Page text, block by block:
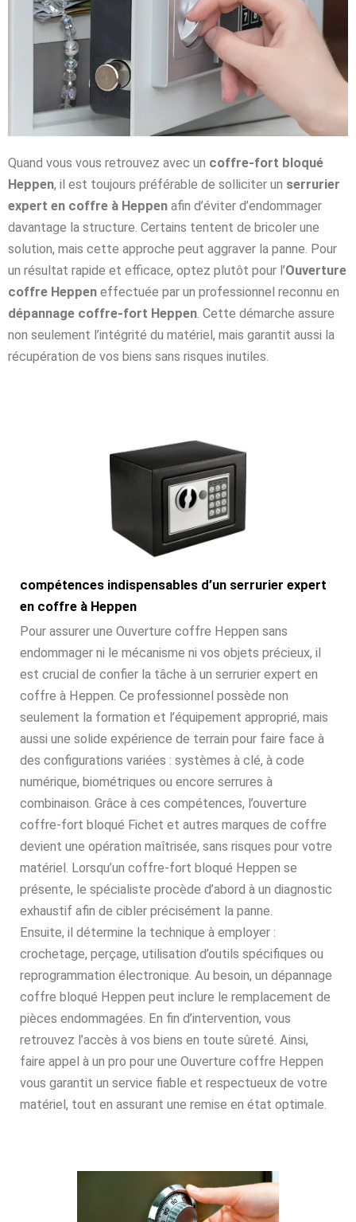
Quand vous vous retrouvez avec un coffre-fort bloqué
Heppen, il est toujours préférable de solliciter un serrurier
expert en coffre à Heppen afin d’éviter d’endommager
davantage la structure. Certains tentent de bricoler une
solution, mais cette approche peut aggraver la panne. Pour
un résultat rapide et efficace, optez plutôt pour l’Ouverture
coffre Heppen effectuée par un professionnel reconnu en
dépannage coffre-fort Heppen. Cette démarche assure
non seulement l’intégrité du matériel, mais garantit aussi la
récupération de vos biens sans risques inutiles.
compétences indispensables d’un serrurier expert
en coffre à Heppen
Pour assurer une Ouverture coffre Heppen sans
endommager ni le mécanisme ni vos objets précieux, il
est crucial de confier la tâche à un serrurier expert en
coffre à Heppen. Ce professionnel possède non
seulement la formation et l’équipement approprié, mais
aussi une solide expérience de terrain pour faire face à
des configurations variées : systèmes à clé, à code
numérique, biométriques ou encore serrures à
combinaison. Grâce à ces compétences, l’ouverture
coffre-fort bloqué Fichet et autres marques de coffre
devient une opération maîtrisée, sans risques pour votre
matériel. Lorsqu’un coffre-fort bloqué Heppen se
présente, le spécialiste procède d’abord à un diagnostic
exhaustif afin de cibler précisément la panne.
Ensuite, il détermine la technique à employer :
crochetage, perçage, utilisation d’outils spécifiques ou
reprogrammation électronique. Au besoin, un dépannage
coffre bloqué Heppen peut inclure le remplacement de
pièces endommagées. En fin d’intervention, vous
retrouvez l’accès à vos biens en toute sûreté. Ainsi,
faire appel à un pro pour une Ouverture coffre Heppen
vous garantit un service fiable et respectueux de votre
matériel, tout en assurant une remise en état optimale.